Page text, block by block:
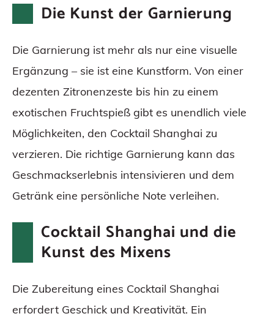
Die Kunst der Garnierung
Die Garnierung ist mehr als nur eine visuelle
Ergänzung – sie ist eine Kunstform. Von einer
dezenten Zitronenzeste bis hin zu einem
exotischen Fruchtspieß gibt es unendlich viele
Möglichkeiten, den Cocktail Shanghai zu
verzieren. Die richtige Garnierung kann das
Geschmackserlebnis intensivieren und dem
Getränk eine persönliche Note verleihen.
Cocktail Shanghai und die
Kunst des Mixens
Die Zubereitung eines Cocktail Shanghai
erfordert Geschick und Kreativität. Ein